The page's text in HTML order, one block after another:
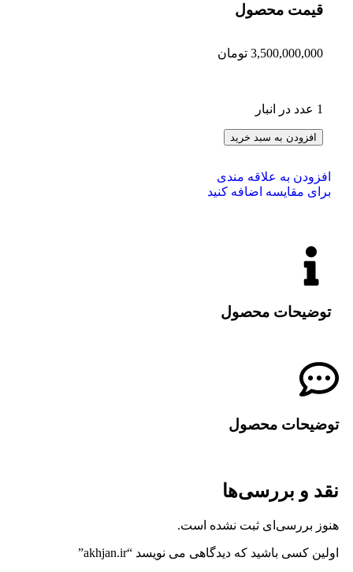
قیمت محصول
3,500,000,000 تومان
1 عدد در انبار
افزودن به سبد خرید
افزودن به علاقه مندی
برای مقایسه اضافه کنید
توضیحات محصول
توضیحات محصول
نقد و بررسی‌ها
هنوز بررسی‌ای ثبت نشده است.
اولین کسی باشید که دیدگاهی می نویسد “akhjan.ir”